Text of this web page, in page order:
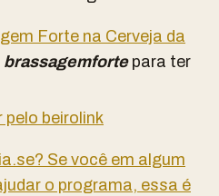
Forte na Cerveja da
brassagemfortepara ter
beirolink
Se você em algum
o programa, essa é